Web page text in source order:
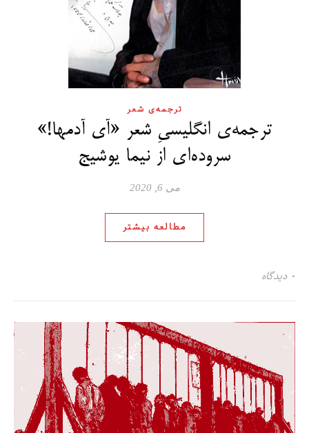
ترجمه‌ی شعر
ترجمه‌ی انگلیسیِ شعر «آی آدمها!»
سروده‌ای از نیما یوشیج
می 6, 2020
مطالعه بیشتر
۰ دیدگاه